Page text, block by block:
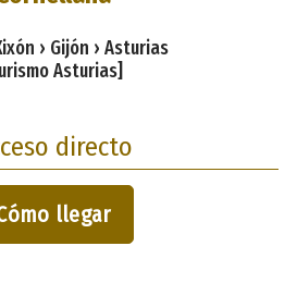
› Gijón › Asturias
Asturias]
directo
llegar